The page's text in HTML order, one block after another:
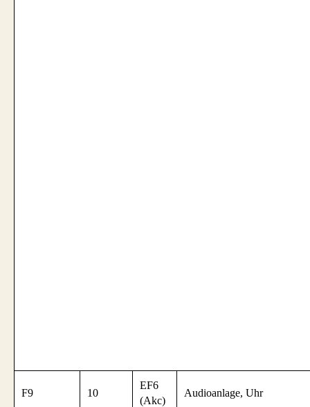
F9 10
EF6
(Akc)
Audioanlage, Uhr